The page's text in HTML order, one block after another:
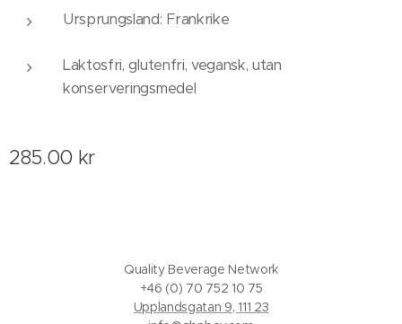
Ursprungsland: Frankrike
Laktosfri, glutenfri, vegansk, utan
konserveringsmedel
285.00 kr
Quality Beverage Network
+46 (0) 70 752 10 75
Upplandsgatan 9, 111 23